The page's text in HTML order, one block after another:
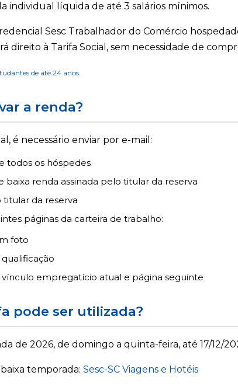
individual líquida de até 3 salários mínimos.
Sesc Trabalhador do Comércio
direito à Tarifa Social, sem necessidade de
de até 24 anos.
a renda?
é necessário enviar por e-mail:
todos os hóspedes
baixa renda assinada pelo titular da reserva
da reserva
páginas da carteira de trabalho:
foto
vínculo empregatício atual e página seguinte
pode ser utilizada?
de 2026, de domingo a quinta-feira, até 17/12/
temporada: Sesc-SC Viagens e Hotéis